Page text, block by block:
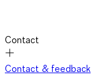
Contact
Contact & feedback